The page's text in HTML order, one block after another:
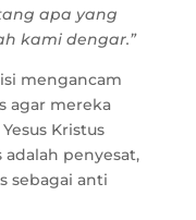
apa yang
kami dengar.”
mengancam
agar mereka
Kristus
adalah penyesat,
sebagai anti